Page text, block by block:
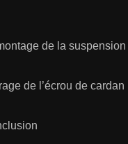
de la suspension
de l’écrou de cardan